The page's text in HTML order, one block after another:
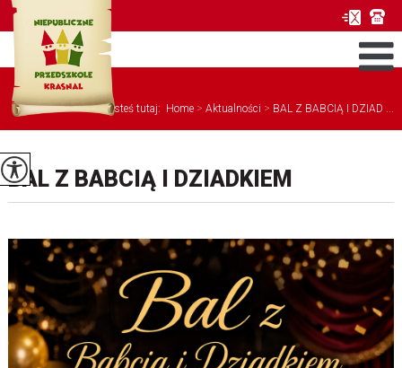
Jesteś tutaj: Home > Aktualności > BAL Z BABCIĄ I DZIAD ...
BAL Z BABCIĄ I DZIADKIEM